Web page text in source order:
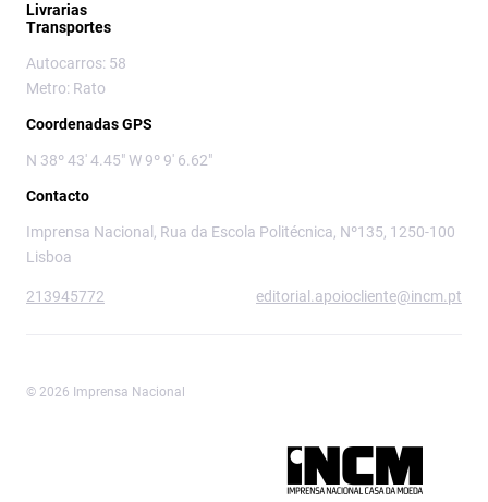
Livrarias
Transportes
Autocarros: 58
Metro: Rato
Coordenadas GPS
N 38º 43' 4.45" W 9º 9' 6.62"
Contacto
Imprensa Nacional, Rua da Escola Politécnica, Nº135, 1250-100
Lisboa
213945772 editorial.apoiocliente@incm.pt
© 2026 Imprensa Nacional